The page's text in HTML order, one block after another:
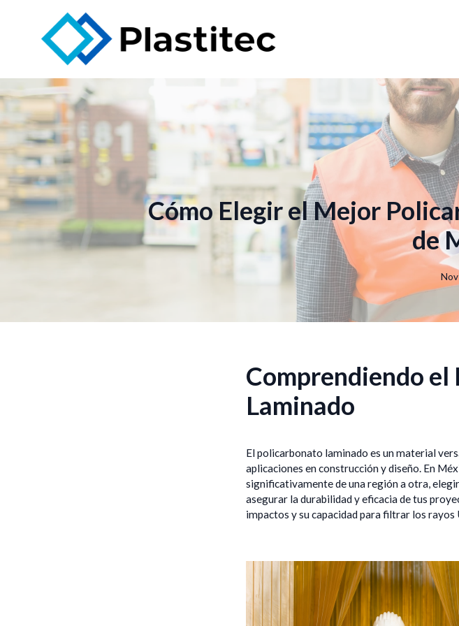
Cómo Elegir el Mejor
de
Comprendiendo
Laminado
El policarbonato laminado es un material
aplicaciones en construcción y diseño. En
significativamente de una región a otra,
asegurar la durabilidad y eficacia de tus
impactos y su capacidad para filtrar los